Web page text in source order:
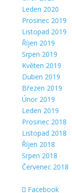
Leden 2020
Prosinec 2019
Listopad 2019
Říjen 2019
Srpen 2019
Květen 2019
Duben 2019
Březen 2019
Únor 2019
Leden 2019
Prosinec 2018
Listopad 2018
Říjen 2018
Srpen 2018
Červenec 2018
Facebook